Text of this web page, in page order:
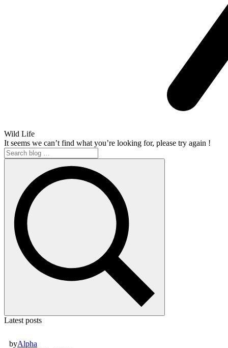
Wild Life
It seems we can’t find what you’re looking for, please try again !
Latest posts
byAlpha